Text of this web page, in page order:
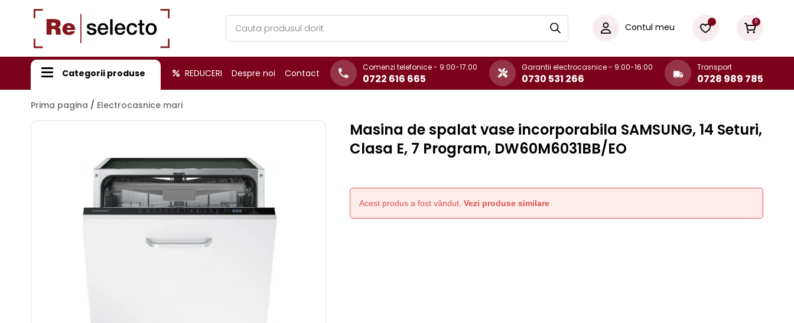
Contul meu 0
Products
search
Categorii produse REDUCERI Despre noi Contact
Comenzi telefonice - 9:00-17:00
0722 616 665
Garantii electrocasnice - 9:00-16:00
0730 531 266
Transport
0728 989 785
Prima pagina / Electrocasnice mari
Masina de spalat vase incorporabila SAMSUNG, 14 Seturi,
Clasa E, 7 Program, DW60M6031BB/EO
Acest produs a fost vândut. Vezi produse similare